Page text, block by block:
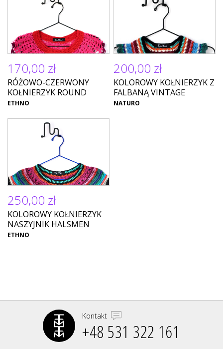
170,00 zł
RÓŻOWO-CZERWONY
KOŁNIERZYK ROUND
ETHNO
200,00 zł
KOLOROWY KOŁNIERZYK Z
FALBANĄ VINTAGE
NATURO
250,00 zł
KOLOROWY KOŁNIERZYK
NASZYJNIK HALSMEN
ETHNO
Kontakt
+48 531 322 161‬